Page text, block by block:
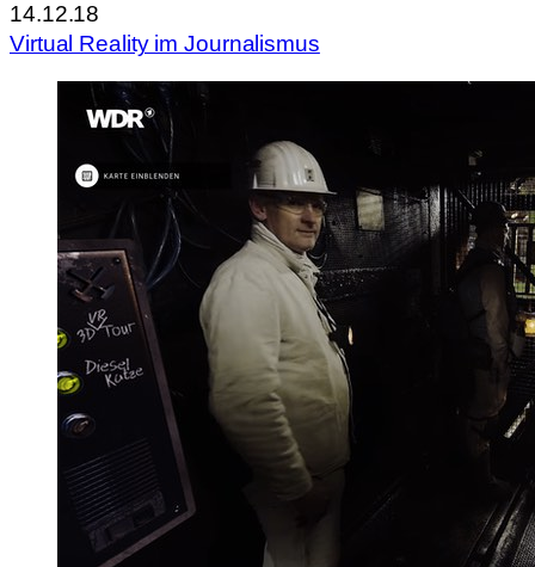
14.12.18
Virtual Reality im Journalismus